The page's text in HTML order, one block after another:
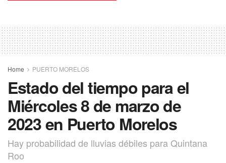
Home PUERTO MORELOS
Estado del tiempo para el
Miércoles 8 de marzo de
2023 en Puerto Morelos
Hay probabilidad de lluvias débiles para Quintana
Roo